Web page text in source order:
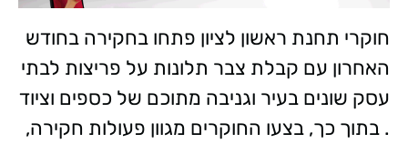
חוקרי תחנת ראשון לציון פתחו בחקירה בחודש
האחרון עם קבלת צבר תלונות על פריצות לבתי
עסק שונים בעיר וגניבה מתוכם של כספים וציוד
. בתוך כך, בצעו החוקרים מגוון פעולות חקירה,